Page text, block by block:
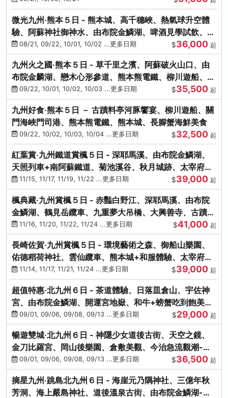
微光九州‧熊本５日 - 熊本城、高千穗峽、熱氣球升空體
驗、阿蘇神社御神水、由布院金鱗湖、啤酒見學試飲、豪
華海鮮盛宴
08/21, 09/22, 10/01, 10/02 ...更多日期 $36,000 起
九州火之國‧熊本５日 - 草千里之濱、阿蘇破火山口、由
布院金麟湖、戀木心形參道、熊本熊電鐵、柳川遊船、地
獄蒸DIY
09/22, 10/01, 10/02, 10/03 ...更多日期 $35,500 起
九州好食‧熊本５日 － 古蹟料亭河豚饗宴、柳川遊船、關
門海峽門司港、熊本熊電鐵、熊本城、長腳蟹海鮮美食
09/22, 10/02, 10/03, 10/04 ...更多日期 $32,500 起
紅葉賞‧九州鐵道賞楓５日 - 深耶馬溪、由布院金鱗湖、
天照列車+南阿蘇鐵道、菊池溪谷、秋月城跡、太宰府天
滿宮、竈門神社
11/15, 11/17, 11/19, 11/22 ...更多日期 $39,000 起
楓典藏‧九州賞楓５日 - 赤豔白野江、深耶馬溪、由布院
金鱗湖、鶴見岳纜車、九重夢大吊橋、大興善寺、古蹟河
豚+和牛饗宴
11/16, 11/20, 11/22, 11/24 ...更多日期 $41,000 起
長崎佐賀‧九州賞楓５日 - 環境藝術之森、御船山樂園、
佑德稻荷神社、雲仙纜車、熊本城+和服體驗、太宰府天
滿宮、光明禪寺
11/14, 11/17, 11/21, 11/24 ...更多日期 $39,000 起
超值特惠‧北九州６日 - 茶道體驗、日落皿倉山、宇佐神
宮、由布院金鱗湖、開運宮地嶽、和牛+螃蟹吃到飽美
饌-台中出發
09/01, 09/06, 09/08, 09/13 ...更多日期 $29,000 起
暢遊雙城‧北九州６日 - 神隱少女道後古街、天空之鏡、
金刀比羅宮、岡山後樂園、倉敷美觀、今治急流觀潮-台
中出發
09/01, 09/06, 09/08, 09/13 ...更多日期 $36,500 起
摘星九州‧跳島北九州６日 - 海崖元乃隅神社、三億年秋
芳洞、海上嚴島神社、道後溫泉古街、由布院金鱗湖-台